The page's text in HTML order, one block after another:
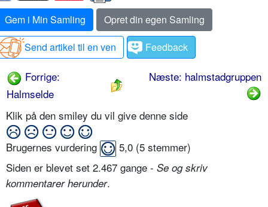
Gem i Min Samling
Opret din egen Samling
Send artikel til en ven
Feedback
Forrige:
Halmselde
Næste: halmstadgruppen
Klik på den smiley du vil give denne side
Brugernes vurdering 5,0 (5 stemmer)
Siden er blevet set 2.467 gange - Se og skriv
kommentarer herunder.